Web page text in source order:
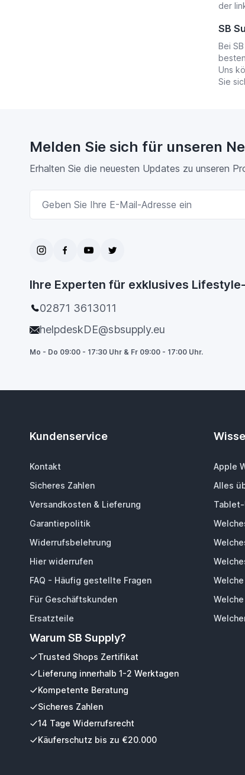
der
SB
Bei
Uns
Sie
Melden Sie sich für unseren
Erhalten Sie die neuesten Updates zu unseren
Ihre Experten für exklusives
02871 3613011
helpdeskDE@sbsupply.eu
Mo - Do 09:00 - 17:30 Uhr & Fr 09:00 - 17:00 Uhr.
Kundenservice
Kontakt
Sicheres Zahlen
Versandkosten & Lieferung
Garantiepolitik
Widerrufsbelehrung
Hier widerrufen
FAQ - Häufig gestellte Fragen
Für Geschäftskunden
Ersatzteile
Warum SB Supply?
Trusted Shops Zertifikat
Lieferung innerhalb 1-2 Werktagen
Kompetente Beratung
Sicheres Zahlen
14 Tage Widerrufsrecht
Käuferschutz bis zu €20.000
Apple
Alles